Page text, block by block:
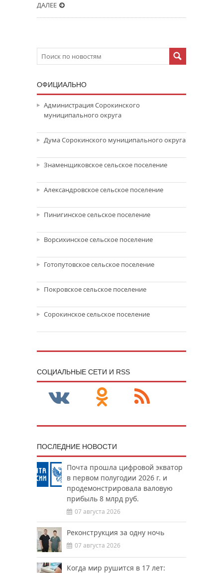
ДАЛЕЕ
ОФИЦИАЛЬНО
Администрация Сорокинского
муниципального округа
Дума Сорокинского муниципального округа
Знаменщиковское сельское поселение
Александровское сельское поселение
Пинигинское сельское поселение
Ворсихинское сельское поселение
Готопутовское сельское поселение
Покровское сельское поселение
Сорокинское сельское поселение
CОЦИАЛЬНЫЕ СЕТИ И RSS
ПОСЛЕДНИЕ НОВОСТИ
Почта прошла цифровой экватор
в первом полугодии 2026 г. и
продемонстрировала валовую
прибыль 8 млрд руб.
07 августа 2026
Реконструкция за одну ночь
07 августа 2026
Когда мир рушится в 17 лет: